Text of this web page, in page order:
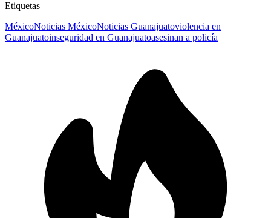
Etiquetas
MéxicoNoticias MéxicoNoticias Guanajuatoviolencia en
Guanajuatoinseguridad en Guanajuatoasesinan a policía